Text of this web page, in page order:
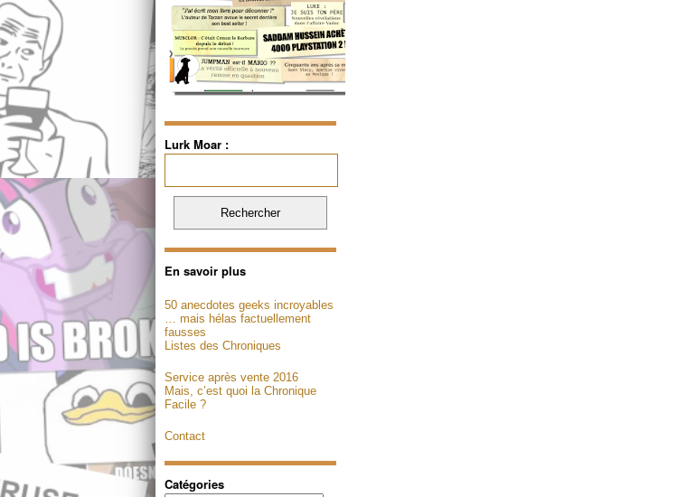
Lurk Moar :
En savoir plus
50 anecdotes geeks incroyables
… mais hélas factuellement
fausses
Listes des Chroniques
Service après vente 2016
Mais, c’est quoi la Chronique
Facile ?
Contact
Catégories